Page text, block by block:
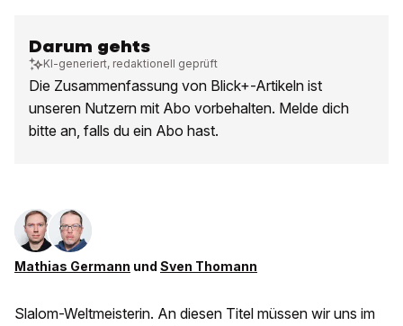
Darum gehts
KI-generiert, redaktionell geprüft
Die Zusammenfassung von Blick+-Artikeln ist
unseren Nutzern mit Abo vorbehalten. Melde dich
bitte an, falls du ein Abo hast.
Mathias Germann und Sven Thomann
Slalom-Weltmeisterin. An diesen Titel müssen wir uns im